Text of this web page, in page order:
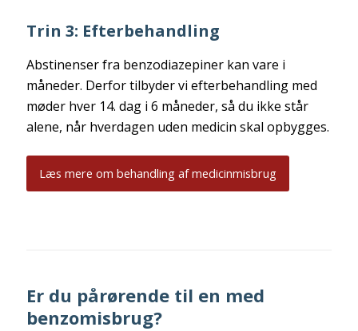
Trin 3: Efterbehandling
Abstinenser fra benzodiazepiner kan vare i
måneder. Derfor tilbyder vi efterbehandling med
møder hver 14. dag i 6 måneder, så du ikke står
alene, når hverdagen uden medicin skal opbygges.
Læs mere om behandling af medicinmisbrug
Er du pårørende til en med
benzomisbrug?